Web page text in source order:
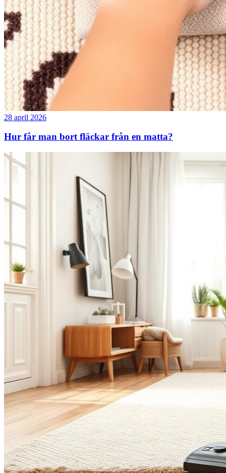
28 april 2026
Hur får man bort fläckar från en matta?